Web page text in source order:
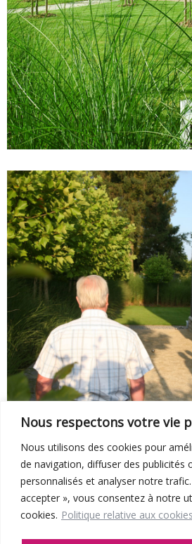
Nous respectons votre vie
Nous utilisons des cookies pour
de navigation, diffuser des publicités
personnalisés et analyser notre
accepter », vous consentez à notre
cookies. Politique relative aux cookies